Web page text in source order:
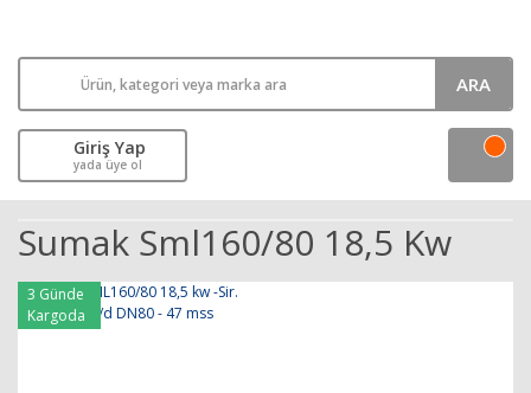
ARA
Giriş Yap
yada üye ol
Sumak Sml160/80 18,5 Kw
3 Günde
Kargoda